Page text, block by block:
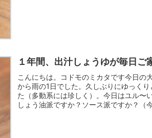
１年間、出汁しょうゆが毎日ご
こんにちは。コドモのミカタです今日の
から雨の1日でした。久しぶりにゆっく
た（多動系には珍しく）。今日はユル〜
しょう油派ですか？ソース派ですか？（